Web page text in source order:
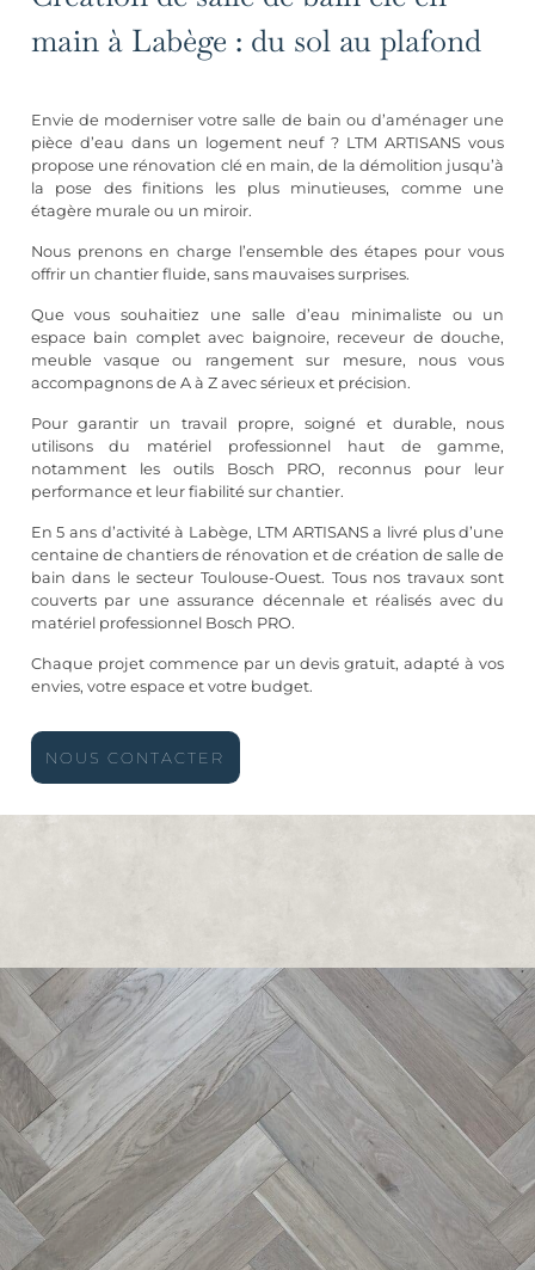
main à Labège : du sol au plafond
Envie de moderniser votre salle de bain ou d’aménager une
pièce d’eau dans un logement neuf ? LTM ARTISANS vous
propose une rénovation clé en main, de la démolition jusqu’à
la pose des finitions les plus minutieuses, comme une
étagère murale ou un miroir.
Nous prenons en charge l’ensemble des étapes pour vous
offrir un chantier fluide, sans mauvaises surprises.
Que vous souhaitiez une salle d’eau minimaliste ou un
espace bain complet avec baignoire, receveur de douche,
meuble vasque ou rangement sur mesure, nous vous
accompagnons de A à Z avec sérieux et précision.
Pour garantir un travail propre, soigné et durable, nous
utilisons du matériel professionnel haut de gamme,
notamment les outils Bosch PRO, reconnus pour leur
performance et leur fiabilité sur chantier.
En 5 ans d’activité à Labège, LTM ARTISANS a livré plus d’une
centaine de chantiers de rénovation et de création de salle de
bain dans le secteur Toulouse-Ouest. Tous nos travaux sont
couverts par une assurance décennale et réalisés avec du
matériel professionnel Bosch PRO.
Chaque projet commence par un devis gratuit, adapté à vos
envies, votre espace et votre budget.
NOUS CONTACTER